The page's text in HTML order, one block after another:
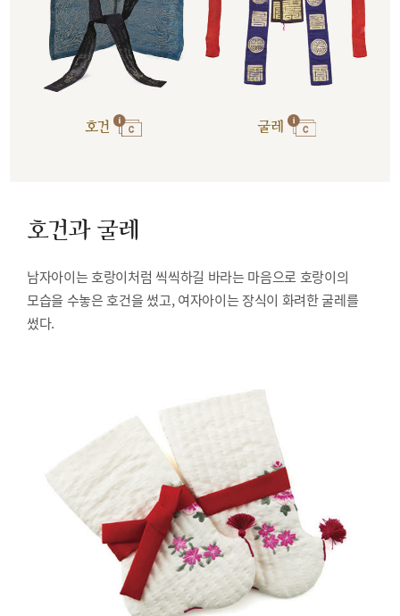
호건 굴레
호건과 굴레
남자아이는 호랑이처럼 씩씩하길 바라는 마음으로 호랑이의
모습을 수놓은 호건을 썼고, 여자아이는 장식이 화려한 굴레를
썼다.